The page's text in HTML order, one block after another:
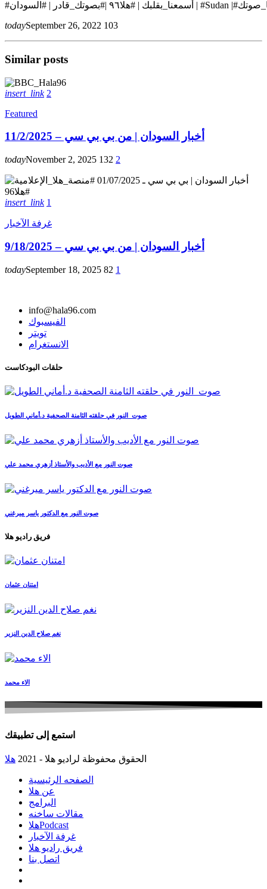
todaySeptember 26, 2022 103
Similar posts
insert_link 2
Featured
أخبار السودان | من بي بي سي – 11/2/2025
todayNovember 2, 2025 132 2
insert_link 1
غرفة الآخبار
أخبار السودان | من بي بي سي – 9/18/2025
todaySeptember 18, 2025 82 1
info@hala96.com
الفيسبوك
تويتر
الانستغرام
حلقات البودكاست
صوت_النور في حلقته الثامنة الصحفية د.أماني الطويل
صوت النور مع الأديب والأستاذ أزهري محمد علي
صوت النور مع الدكتور ياسر ميرغني
فريق راديو هلا
امتنان عثمان
نغم صلاح الدين النزير
الاء محمد
استمع إلى تطبيقك
الحقوق محفوظة لراديو هلا - 2021 هلا
الصفحه الرئيسية
عن هلا
البرامج
مقالات ساخنه
هلاPodcast
غرفة الآخبار
فريق راديو هلا
اتصل بنا